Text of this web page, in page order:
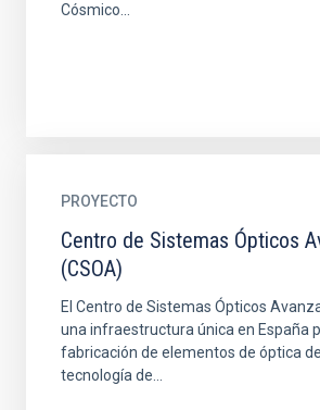
Cósmico...
PROYECTO
Centro de Sistemas Ópticos
(CSOA)
El Centro de Sistemas Ópticos
una infraestructura única en España
fabricación de elementos de óptica
tecnología de...